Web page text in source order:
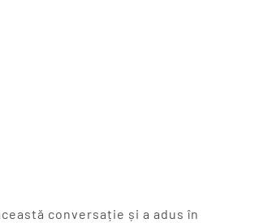
conversație și a adus în